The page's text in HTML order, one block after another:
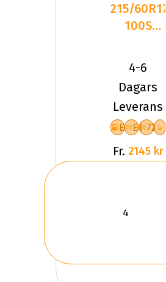
215/60R17
100S
BLIZZAK
DM-V
4-6
Dagars
Leverans
E E 72
Fr. 2145 kr